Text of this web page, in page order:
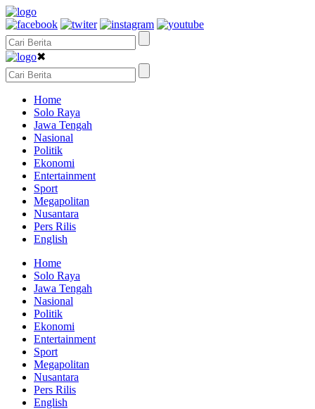
✖
Home
Solo Raya
Jawa Tengah
Nasional
Politik
Ekonomi
Entertainment
Sport
Megapolitan
Nusantara
Pers Rilis
English
Home
Solo Raya
Jawa Tengah
Nasional
Politik
Ekonomi
Entertainment
Sport
Megapolitan
Nusantara
Pers Rilis
English